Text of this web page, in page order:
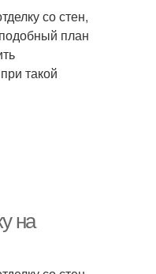
со стен,
план
такой
на